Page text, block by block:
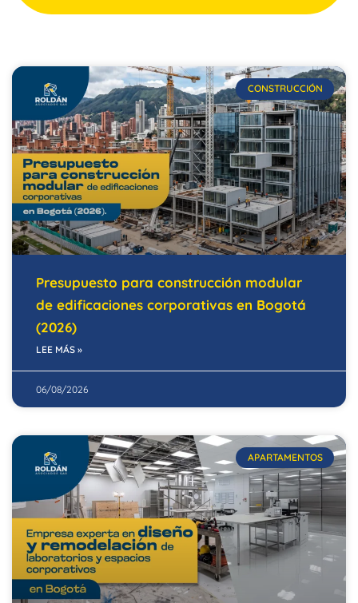
CONSTRUCCIÓN
Presupuesto para construcción modular
de edificaciones corporativas en Bogotá
(2026)
LEE MÁS »
06/08/2026
APARTAMENTOS